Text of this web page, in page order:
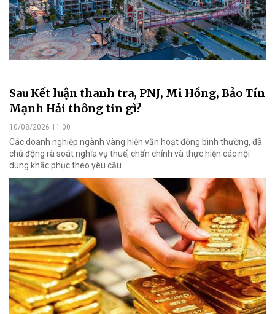
Sau Kết luận thanh tra, PNJ, Mi Hồng, Bảo Tín
Mạnh Hải thông tin gì?
10/08/2026 11:00
Các doanh nghiệp ngành vàng hiện vẫn hoạt động bình thường, đã
chủ động rà soát nghĩa vụ thuế, chấn chỉnh và thực hiện các nội
dung khắc phục theo yêu cầu.